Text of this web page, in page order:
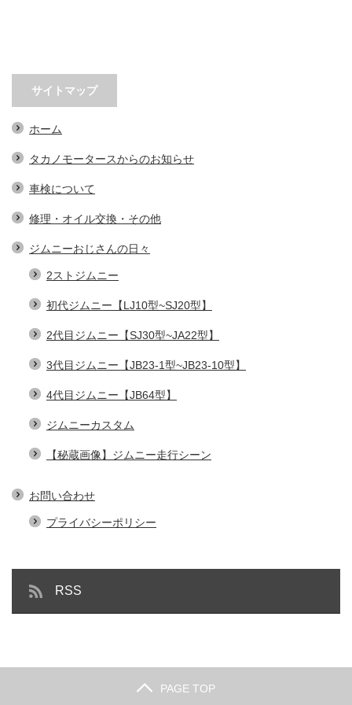
サイトマップ
ホーム
タカノモータースからのお知らせ
車検について
修理・オイル交換・その他
ジムニーおじさんの日々
2ストジムニー
初代ジムニー【LJ10型~SJ20型】
2代目ジムニー【SJ30型~JA22型】
3代目ジムニー【JB23-1型~JB23-10型】
4代目ジムニー【JB64型】
ジムニーカスタム
【秘蔵画像】ジムニー走行シーン
お問い合わせ
プライバシーポリシー
RSS
PAGE TOP